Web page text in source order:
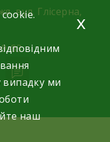
вул. Глісерна,
83
випадку ми
наш
x